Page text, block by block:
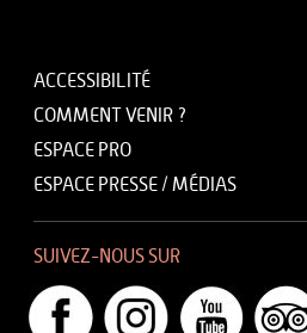
ACCESSIBILITÉ
COMMENT VENIR ?
ESPACE PRO
ESPACE PRESSE / MÉDIAS
SUIVEZ-NOUS SUR